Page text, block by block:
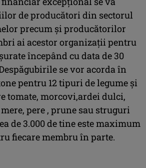
de producători din sectorul
precum și producătorilor
ai acestor organizații pentru
începând cu data de 30
se vor acorda în
pentru 12 tipuri de legume şi
tomate, morcovi,ardei dulci,
pere , prune sau struguri
de 3.000 de tine este maximum
fiecare membru în parte.